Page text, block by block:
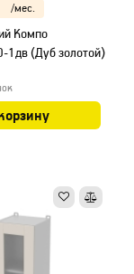
/мес.
Компо
(Дуб золотой)